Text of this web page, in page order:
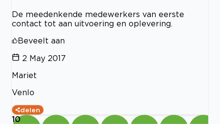
De meedenkende medewerkers van eerste
contact tot aan uitvoering en oplevering.
Beveelt aan
2 May 2017
Mariet
Venlo
delen
10